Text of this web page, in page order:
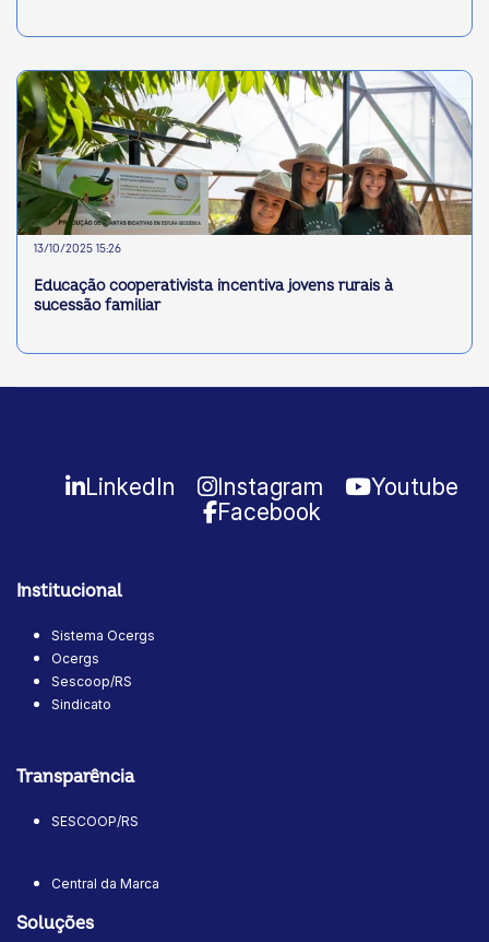
13/10/2025 15:26
Educação cooperativista incentiva jovens rurais à
sucessão familiar
LinkedIn Instagram
Youtube
Facebook
Institucional
Sistema Ocergs
Ocergs
Sescoop/RS
Sindicato
Transparência
SESCOOP/RS
Central da Marca
Soluções